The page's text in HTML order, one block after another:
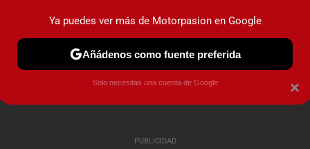
PRUEBAS COCHES ELÉCTRICOS OBSERVATORIO
×
Ya puedes ver más de Motorpasion en Google
Añádenos como fuente preferida
Solo necesitas una cuenta de Google